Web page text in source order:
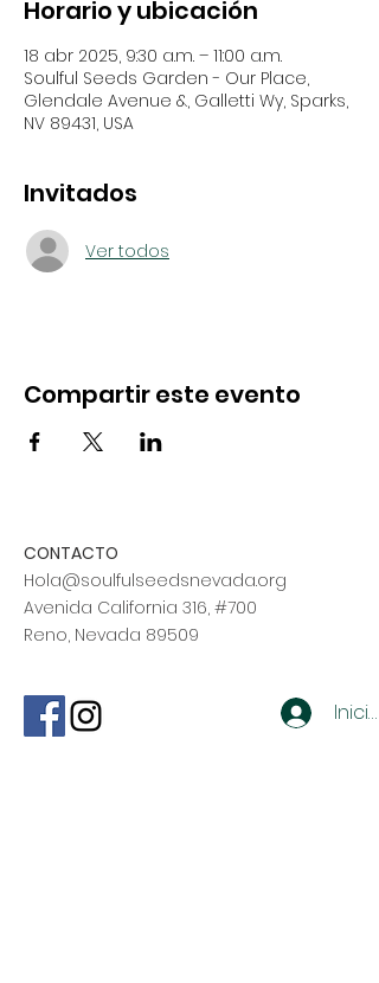
Horario y ubicación
18 abr 2025, 9:30 a.m. – 11:00 a.m.
Soulful Seeds Garden - Our Place,
Glendale Avenue &, Galletti Wy, Sparks,
NV 89431, USA
Invitados
Ver todos
Compartir este evento
CONTACTO
Hola@soulfulseedsnevada.org
Avenida California 316, #700
Reno, Nevada 89509